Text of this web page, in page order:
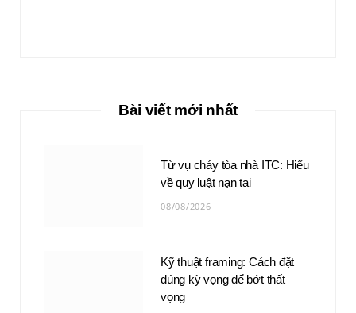
Bài viết mới nhất
Từ vụ cháy tòa nhà ITC: Hiểu
về quy luật nạn tai
08/08/2026
Kỹ thuật framing: Cách đặt
đúng kỳ vọng để bớt thất
vọng